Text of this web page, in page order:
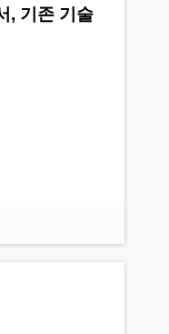
, 기존 기술